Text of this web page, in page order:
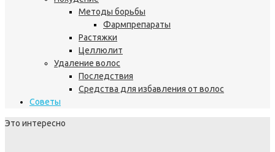
Методы борьбы
Фармпрепараты
Растяжки
Целлюлит
Удаление волос
Последствия
Средства для избавления от волос
Советы
Это интересно